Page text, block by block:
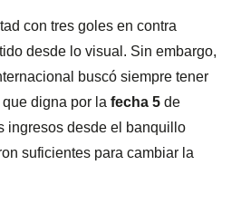
con tres goles en contra
desde lo visual. Sin embargo,
buscó siempre tener
digna por la fecha 5 de
ingresos desde el banquillo
suficientes para cambiar la